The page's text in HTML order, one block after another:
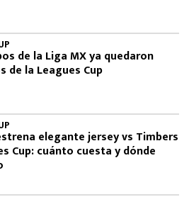
de la Liga MX ya quedaron
de la Leagues Cup
elegante jersey vs Timbers
Cup: cuánto cuesta y dónde